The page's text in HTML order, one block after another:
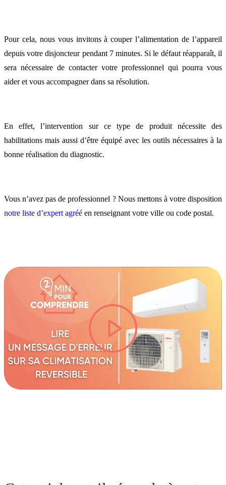
Pour cela, nous vous invitons à couper l’alimentation de l’appareil
depuis votre disjoncteur pendant 7 minutes. Si le défaut réapparaît, il
sera nécessaire de contacter votre professionnel qui pourra vous
aider et vous accompagner dans sa résolution.
En effet, l’intervention sur ce type de produit nécessite des
habilitations mais aussi d’être équipé avec les outils nécessaires à la
bonne réalisation du diagnostic.
Vous n’avez pas de professionnel ? Nous mettons à votre disposition
notre liste d’expert agréé en renseignant votre ville ou code postal.
lire la vidéo